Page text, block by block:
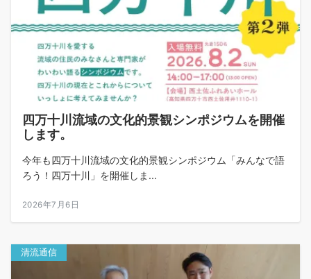
四万十川流域の文化的景観シンポジウムを開催
します。
今年も四万十川流域の文化的景観シンポジウム「みんなで語
ろう！四万十川」を開催しま...
2026年7月6日
清流通信